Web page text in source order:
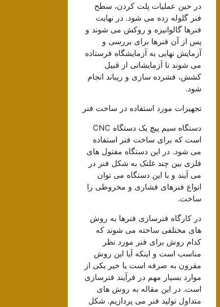
در حین عملیات پلت کردن، سطح
فنر گلوله زده می شود. در نهایت
فنرها گالوانیزه و روکش می شوند و
پس از آن فنرها برای بررسی و
آزمایش نهایی به آزمایشگاه فرستاده
می شوند تا آزمایشاتی از قبیل
کشش، فشرده سازی و ریباند انجام
شود.
تجهیزات مورد استفاده در ساخت فنر
دستگاه سیم پیچ یک دستگاه CNC
است که برای ساخت فنر استفاده
می شود. در این دستگاه مفتول های
فلزی بین چند غلتک به شکل فنر در
می آیند و با این دستگاه می توان
انواع فنرهای فشاری و مخروطی را
ساخت.
در کارگاه فنرسازی فنرها به روش
های مختلفی ساخته می شوند که
کدام روش برای فنر مورد نظر
مناسب است و اینکه آیا این روش
مقرون به صرفه است یا خیر یکی از
موارد بسیار مهم در فرآیند فنرسازی
است. در این مقاله به روش های
متداول تولید فنر می پردازیم. شکل